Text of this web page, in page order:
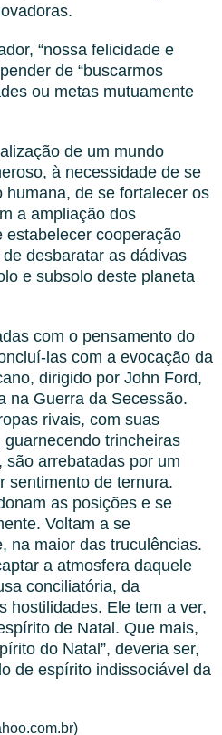
“nossa felicidade e
de “buscarmos
ou metas mutuamente
de um mundo
à necessidade de se
de se fortalecer os
a ampliação dos
estabelecer cooperação
desbaratar as dádivas
e subsolo deste planeta
com o pensamento do
las com a evocação da
dirigido por John Ford,
na Guerra da Secessão.
rivais, com suas
trincheiras
arrebatadas por um
sentimento de ternura.
as posições e se
Voltam a se
na maior das truculências.
a atmosfera daquele
conciliatória, da
hostilidades. Ele tem a ver,
de Natal. Que mais,
do Natal”, deveria ser,
de espírito indissociável da